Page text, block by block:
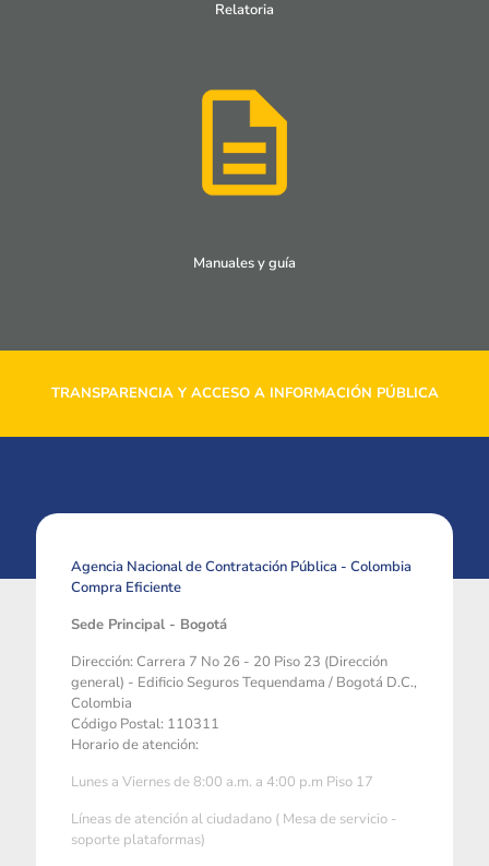
Relatoria
Manuales y guía
TRANSPARENCIA Y ACCESO A INFORMACIÓN PÚBLICA
Agencia Nacional de Contratación Pública - Colombia
Compra Eficiente
Sede Principal - Bogotá
Dirección: Carrera 7 No 26 - 20 Piso 23 (Dirección
general) - Edificio Seguros Tequendama / Bogotá D.C.,
Colombia
Código Postal: 110311
Horario de atención:
Lunes a Viernes de 8:00 a.m. a 4:00 p.m Piso 17
Líneas de atención al ciudadano ( Mesa de servicio -
soporte plataformas)